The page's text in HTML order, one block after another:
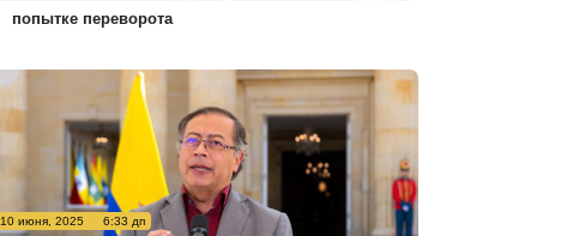
попытке переворота
10 июня, 2025 6:33 дп